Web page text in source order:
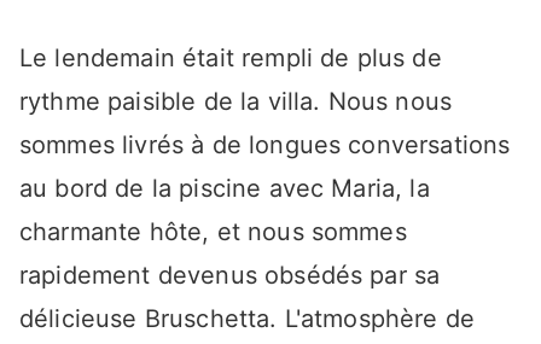
Le lendemain était rempli de plus de
rythme paisible de la villa. Nous nous
sommes livrés à de longues conversations
au bord de la piscine avec Maria, la
charmante hôte, et nous sommes
rapidement devenus obsédés par sa
délicieuse Bruschetta. L'atmosphère de